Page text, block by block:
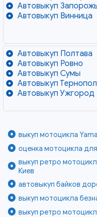
Автовыкуп
Автовыкуп Винница
Автовыкуп Полтава
Автовыкуп Ровно
Автовыкуп Сумы
Автовыкуп
Автовыкуп Ужгород
выкуп мотоцикла
оценка мотоцикла
выкуп ретро
Киев
автовыкуп байков
выкуп мотоцикла
выкуп ретро